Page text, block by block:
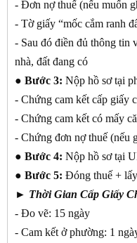
- Đơn nợ thuế (nếu muốn
- Tờ giấy “mốc cắm ranh
- Sau đó điền đủ thông tin
nhà, đất đang có
● Bước 3: Nộp hồ sơ tại
- Chứng cam kết cấp giấy
- Chứng cam kết có mấy
- Chứng đơn nợ thuế (nếu
● Bước 4: Nộp hồ sơ tại
● Bước 5: Đóng thuế +
► Thời Gian Cấp Giấy
- Đo vẽ: 15 ngày
- Cam kết ở phường: 1